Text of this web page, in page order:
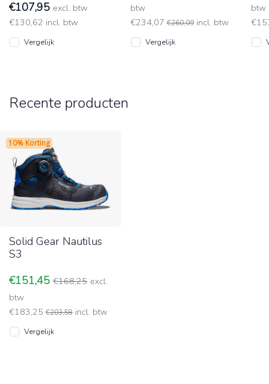
veiligheidsschoen van
geo
€107,95 excl. btw
€130,62 incl. btw
Vergelijk
Vibram buitenzo
btw
€234,07€260,09incl. btw
Vergelijk
btw
Recente producten
10% Korting
Solid Gear Nautilus
S3
€151,45 €168,25 excl.
btw
€183,25 €203,58 incl. btw
Vergelijk